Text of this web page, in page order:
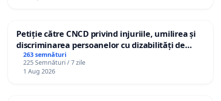
Petiție către CNCD privind injuriile, umilirea și
discriminarea persoanelor cu dizabilități de
către utilizatorul TikTok „Gorici”
263 semnături
225 Semnături / 7 zile
1 Aug 2026